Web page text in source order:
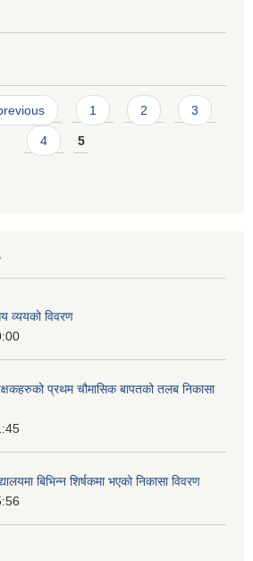
1 2 3
4 5
विवरण
प्रथम चौमासिक बापतको तलब निकासा
बिभिन्न शिर्षकमा भएको निकासा विवरण